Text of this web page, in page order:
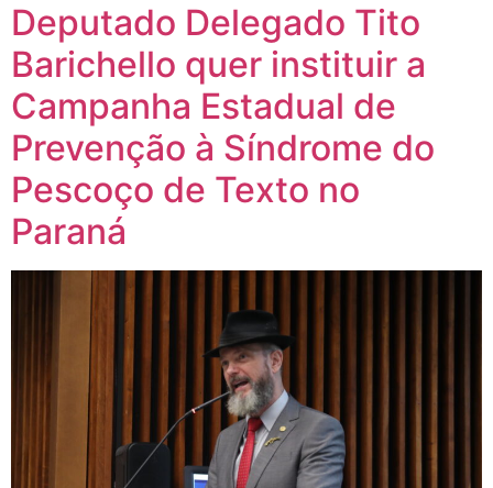
Deputado Delegado Tito
Barichello quer instituir a
Campanha Estadual de
Prevenção à Síndrome do
Pescoço de Texto no
Paraná